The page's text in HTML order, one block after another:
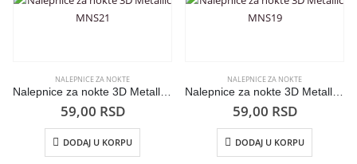
NALEPNICE ZA NOKTE
Nalepnice za nokte 3D Metallic MNS21
59,00 RSD
DODAJ U KORPU
NALEPNICE ZA NOKTE
Nalepnice za nokte 3D Metallic MNS19
59,00 RSD
DODAJ U KORPU